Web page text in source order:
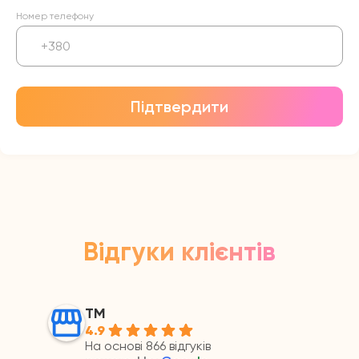
Номер телефону
Підтвердити
Відгуки клієнтів
ТМ
4.9
На основі 866 відгуків